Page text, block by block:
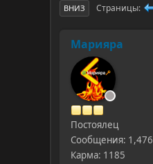
ВНИЗ Страницы
Марияра
Постоялец
Сообщения: 1,476
Карма: 1185